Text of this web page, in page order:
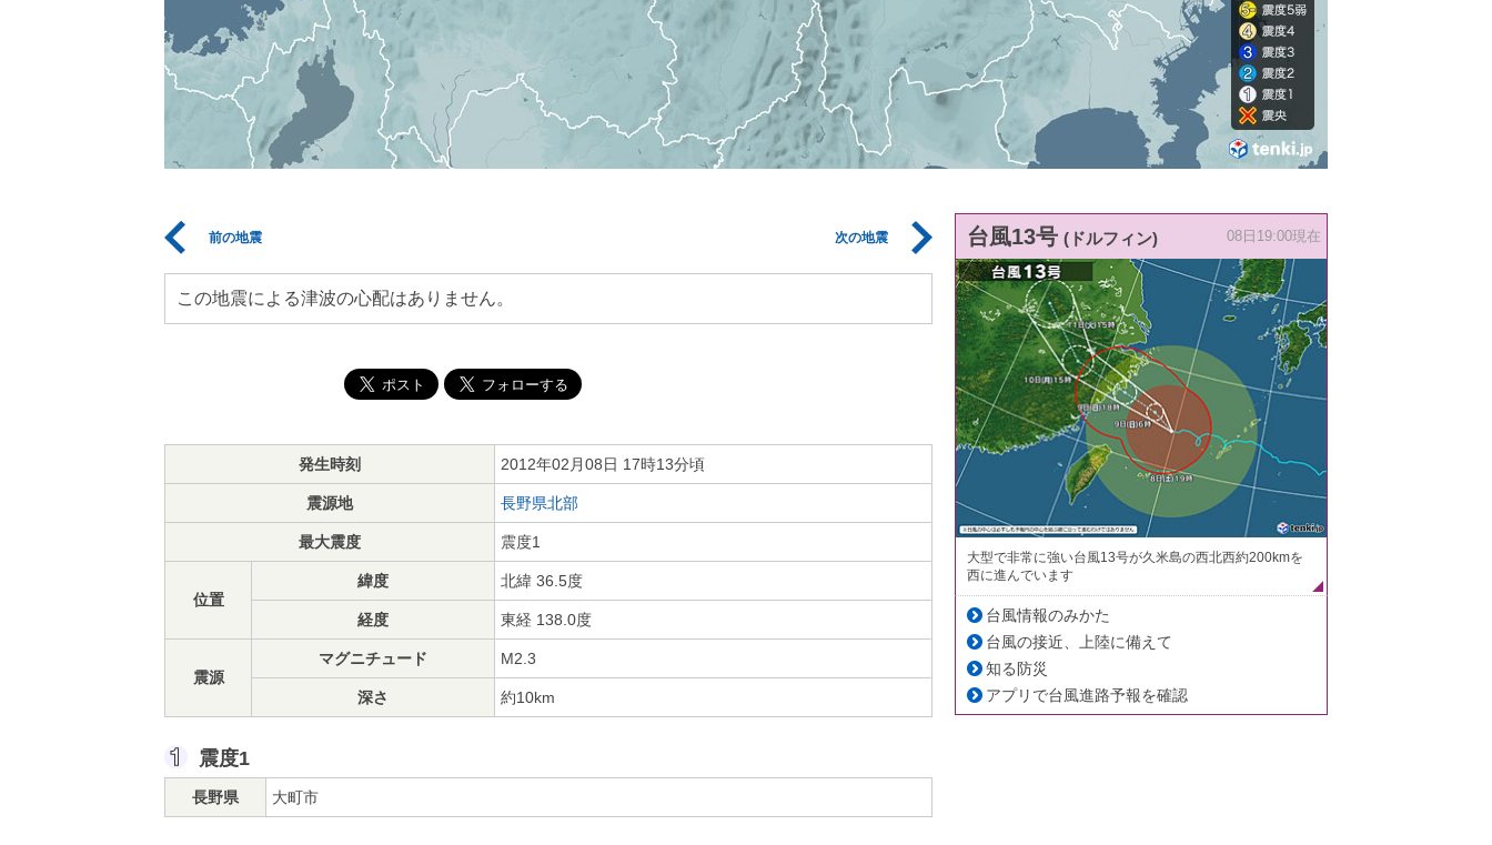
前の地震 次の地震
この地震による津波の心配はありません。
発生時刻 2012年02月08日 17時13分頃
震源地 長野県北部
最大震度 震度1
位置
緯度 北緯 36.5度
経度 東経 138.0度
震源
マグニチュード M2.3
深さ 約10km
震度1
長野県 大町市
台風13号 (ドルフィン) 08日19:00現在
大型で非常に強い台風13号が久米島の西北西約200kmを
西に進んでいます
台風情報のみかた
台風の接近、上陸に備えて
知る防災
アプリで台風進路予報を確認